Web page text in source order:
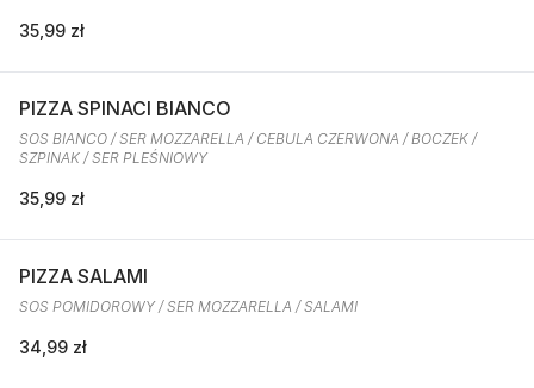
35,99 zł
PIZZA SPINACI BIANCO
SOS BIANCO / SER MOZZARELLA / CEBULA CZERWONA / BOCZEK /
SZPINAK / SER PLEŚNIOWY
35,99 zł
PIZZA SALAMI
SOS POMIDOROWY / SER MOZZARELLA / SALAMI
34,99 zł